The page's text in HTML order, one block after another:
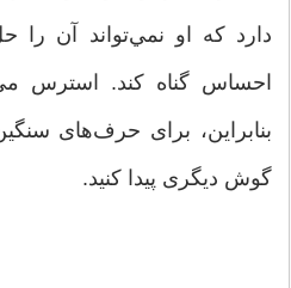
دارد که او نمي‌تواند آن
احساس گناه کند. استرس
بنابراین، برای حرف‌های
گوش دیگری پیدا کنید.